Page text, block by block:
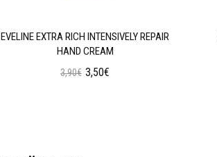
EVELINE EXTRA RICH INTENSIVELY REPAIR
HAND CREAM
3,90€ 3,50€